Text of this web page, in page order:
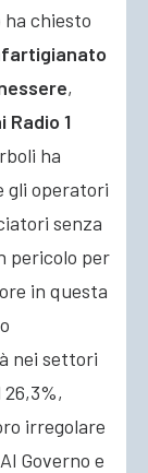
chiesto
,
Radio 1
ha
gli operatori
senza
pericolo per
in questa
nei settori
26,3%,
irregolare
Governo e